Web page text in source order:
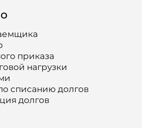
приказа
нагрузки
списанию долгов
долгов